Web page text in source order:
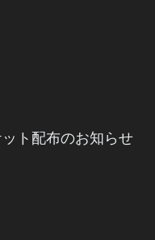
ト配布のお知らせ